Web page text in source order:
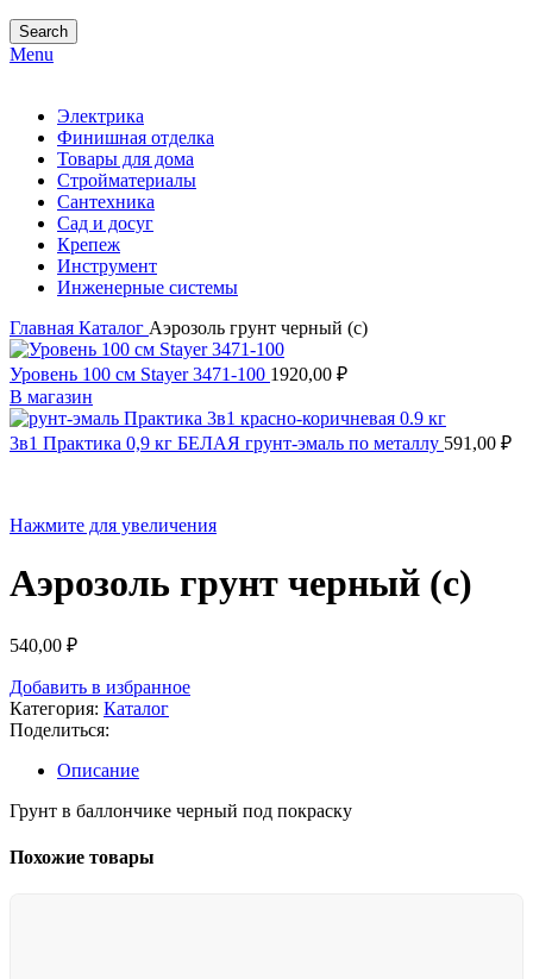
Search
Menu
Электрика
Финишная отделка
Товары для дома
Стройматериалы
Сантехника
Сад и досуг
Крепеж
Инструмент
Инженерные системы
Главная Каталог Аэрозоль грунт черный (с)
Уровень 100 см Stayer 3471-100 1920,00 ₽
В магазин
3в1 Практика 0,9 кг БЕЛАЯ грунт-эмаль по металлу 591,00 ₽
Нажмите для увеличения
Аэрозоль грунт черный (с)
540,00 ₽
Добавить в избранное
Категория: Каталог
Поделиться:
Описание
Грунт в баллончике черный под покраску
Похожие товары